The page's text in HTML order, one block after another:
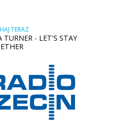
TERAZ
TURNER - LET'S STAY